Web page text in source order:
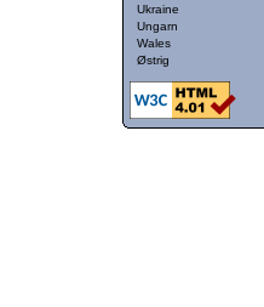
Ukraine
Ungarn
Wales
Østrig